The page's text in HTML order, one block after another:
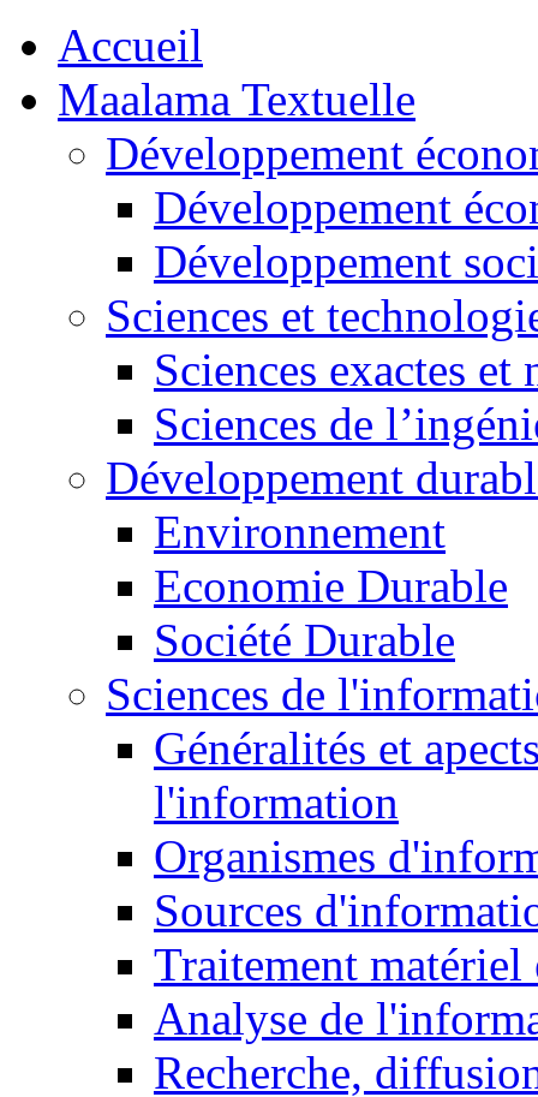
Accueil
Maalama Textuelle
Développement
Développement
Développement
Sciences et
Sciences exactes et
Sciences de
Développement
Environnement
Economie Durable
Société Durable
Sciences de
Généralités et
l'information
Organismes
Sources
Traitement matériel
Analyse de
Recherche,